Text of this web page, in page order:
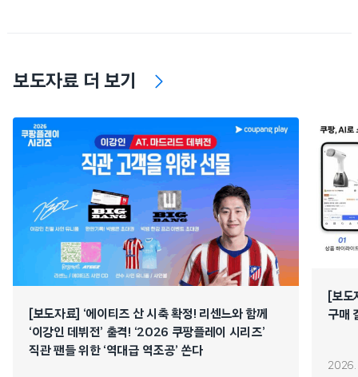
보도자료 더 보기
[보도자료] ‘에이티즈 산 시축 확정! 리센느와 함께
‘이강인 데뷔전’ 출격! ‘2026 쿠팡플레이 시리즈’
직관 팬들 위한 ‘역대급 역조공’ 쏜다
[보
구매
2026.